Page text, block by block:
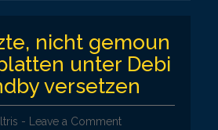
nicht gemoun
unter Debi
versetzen
- Leave a Comment